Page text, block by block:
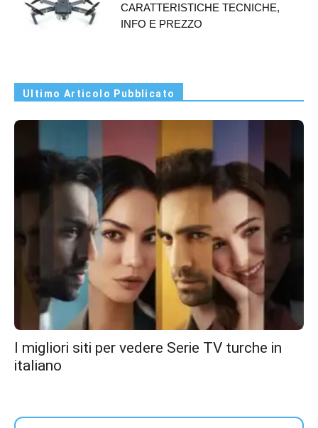
CARATTERISTICHE TECNICHE,
INFO E PREZZO
Ultimo Articolo Pubblicato
I migliori siti per vedere Serie TV turche in
italiano